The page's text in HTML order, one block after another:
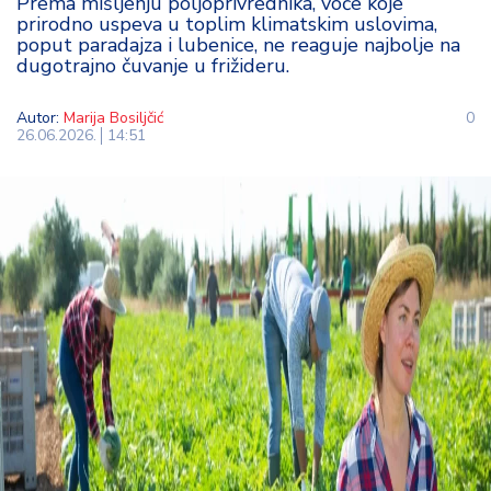
M
oj
a
p
e
n
zij
a
K
prirodno uspeva u toplim klimatskim uslovima,
poput paradajza i lubenice, ne reaguje najbolje na
dugotrajno čuvanje u frižideru.
Autor: Marija Bosiljčić
26.06.2026.
14:51
0